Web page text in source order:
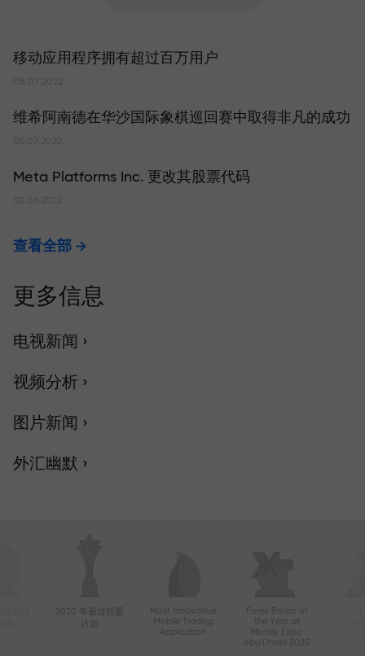
移动应用程序拥有超过百万用户
08.07.2022
维希阿南德在华沙国际象棋巡回赛中取得非凡的成功
Meta Platforms Inc. 更改其股票代码
30.06.2022
查看全部
更多信息
电视新闻 ›
视频分析 ›
图片新闻 ›
外汇幽默 ›
2020 年最佳联盟
Most Innovative
Mobile Trading
Application
Forex Broker of
the Year at
Money Expo
Abu Dhabi 2025